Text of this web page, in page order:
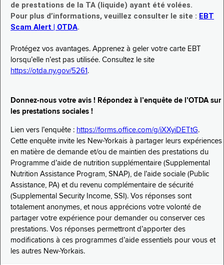
de prestations de la TA (liquide) ayant été volées.
Pour plus d’informations, veuillez consulter le site : EBT
Scam Alert | OTDA.
Protégez vos avantages. Apprenez à geler votre carte EBT
lorsqu’elle n’est pas utilisée. Consultez le site
https://otda.ny.gov/5261 .
Donnez-nous votre avis ! Répondez à l’enquête de l’OTDA sur
les prestations sociales !
Lien vers l’enquête : https://forms.office.com/g/iXXyiDETtG.
Cette enquête invite les New-Yorkais à partager leurs expériences
en matière de demande et/ou de maintien des prestations du
Programme d’aide de nutrition supplémentaire (Supplemental
Nutrition Assistance Program, SNAP), de l’aide sociale (Public
Assistance, PA) et du revenu complémentaire de sécurité
(Supplemental Security Income, SSI). Vos réponses sont
totalement anonymes, et nous apprécions votre volonté de
partager votre expérience pour demander ou conserver ces
prestations. Vos réponses permettront d’apporter des
modifications à ces programmes d’aide essentiels pour vous et
les autres New-Yorkais.